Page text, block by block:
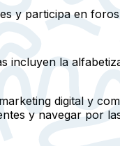
y participa en
la
digital y
y navegar por